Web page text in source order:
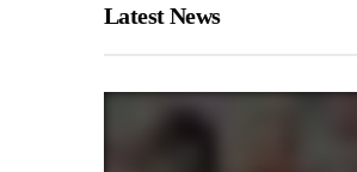
Latest News